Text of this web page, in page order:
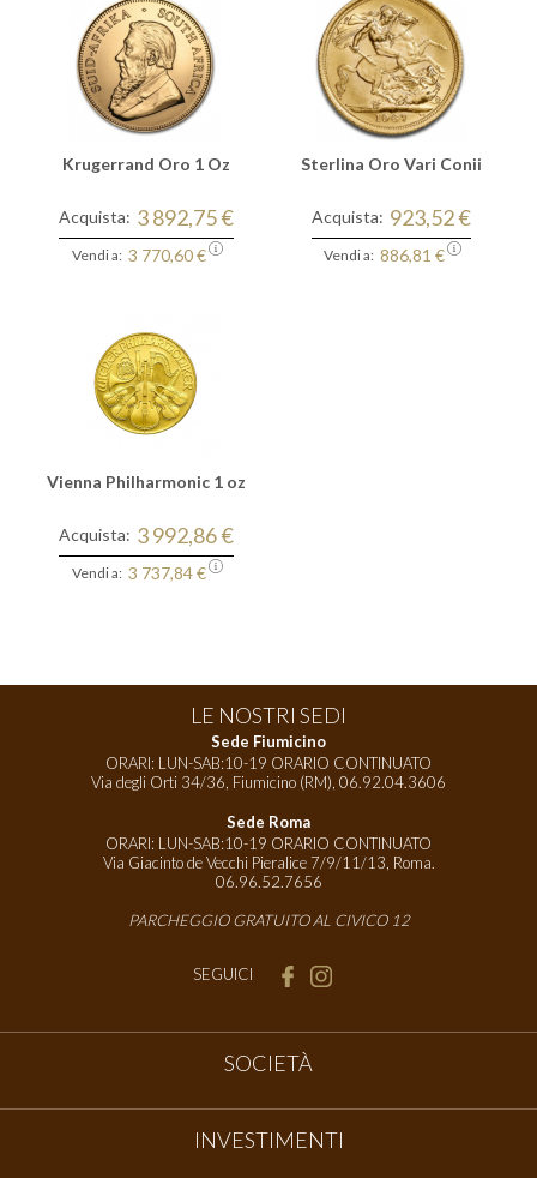
Krugerrand Oro 1 Oz
Acquista: 3 892,75 €
Vendi a: 3 770,60 €
Sterlina Oro Vari Conii
Acquista: 923,52 €
Vendi a: 886,81 €
Vienna Philharmonic 1 oz
Acquista: 3 992,86 €
Vendi a: 3 737,84 €
LE NOSTRI SEDI
Sede Fiumicino
ORARI: LUN-SAB:10-19 ORARIO CONTINUATO
Via degli Orti 34/36, Fiumicino (RM), 06.92.04.3606
Sede Roma
ORARI: LUN-SAB:10-19 ORARIO CONTINUATO
Via Giacinto de Vecchi Pieralice 7/9/11/13, Roma.
06.96.52.7656
PARCHEGGIO GRATUITO AL CIVICO 12
SEGUICI
SOCIETÀ
INVESTIMENTI